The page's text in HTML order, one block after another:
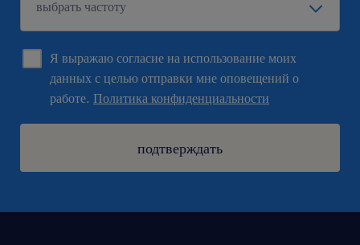
Я выражаю согласие на использование моих
данных с целью отправки мне оповещений о
работе. Политика конфиденциальности
подтверждать